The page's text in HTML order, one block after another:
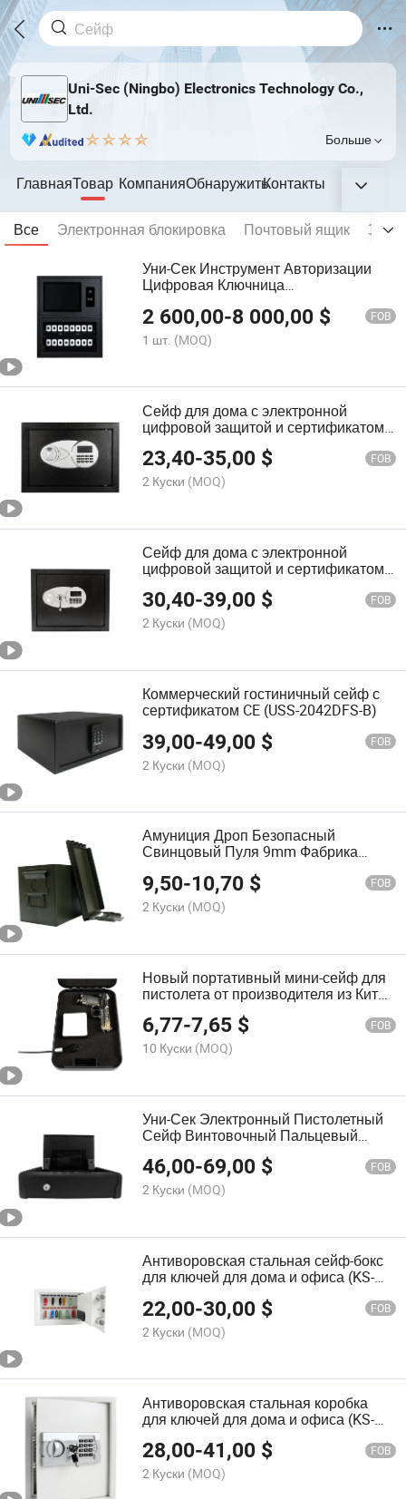
Uni-Sec (Ningbo) Electronics Technology Co.,
Ltd.
Больше
ГлавнаяТовар КомпанияОбнаружитьКонтакты
Все Электронная блокировка Почтовый ящик
Уни-Сек Инструмент Авторизации
Цифровая Ключница
Сейф Безопасности Электронный
Хранитель Ключей На Открытом
Воздухе Из Китая (USCA-0200)
2 600,00-8 000,00 $ FOB
1 шт. (MOQ)
Сейф для дома с электронной
цифровой защитой и сертификатом
23,40-35,00 $ FOB
2 Куски (MOQ)
Сейф для дома с электронной
цифровой защитой и сертификатом
30,40-39,00 $ FOB
2 Куски (MOQ)
Коммерческий гостиничный сейф с
сертификатом CE (USS-2042DFS-B)
39,00-49,00 $ FOB
2 Куски (MOQ)
Амуниция Дроп Безопасный
Свинцовый Пуля 9mm Фабрика
Амуниции в Китае
9,50-10,70 $ FOB
2 Куски (MOQ)
Новый портативный мини-сейф для
пистолета от производителя из Китая
6,77-7,65 $ FOB
10 Куски (MOQ)
Уни-Сек Электронный Пистолетный
Сейф Винтовочный Пальцевый
Сейф Биометрический Сейф для
Пистолета для Оружейной Фабрики в
Китае (USPS-8130F)
46,00-69,00 $ FOB
2 Куски (MOQ)
Антиворовская стальная сейф-бокс
для ключей для дома и офиса (KS-
22,00-30,00 $ FOB
2 Куски (MOQ)
Антиворовская стальная коробка
для ключей для дома и офиса (KS-
28,00-41,00 $ FOB
2 Куски (MOQ)